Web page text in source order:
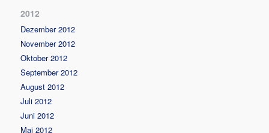
2012
Dezember 2012
November 2012
Oktober 2012
September 2012
August 2012
Juli 2012
Juni 2012
Mai 2012